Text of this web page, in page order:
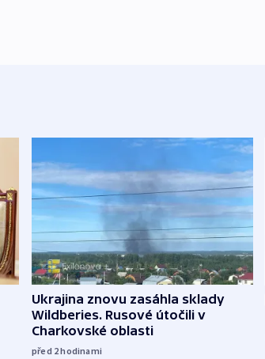
Ukrajina znovu zasáhla sklady
Wildberies. Rusové útočili v
Charkovské oblasti
před 2hodinami